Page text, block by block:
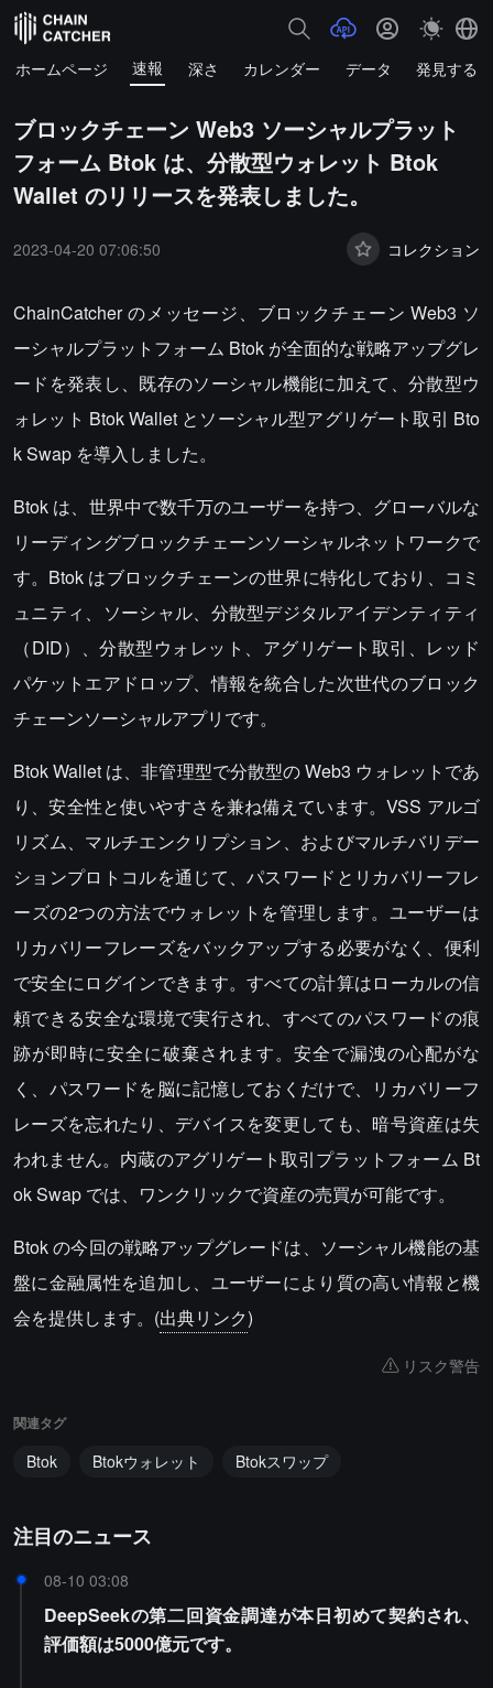
ホームページ 速報 深さ カレンダー データ 発見する
ブロックチェーン Web3 ソーシャルプラット
フォーム Btok は、分散型ウォレット Btok
Wallet のリリースを発表しました。
2023-04-20 07:06:50 コレクション
ChainCatcher のメッセージ、ブロックチェーン Web3 ソ
ーシャルプラットフォーム Btok が全面的な戦略アップグレ
ードを発表し、既存のソーシャル機能に加えて、分散型ウ
ォレット Btok Wallet とソーシャル型アグリゲート取引 Bto
k Swap を導入しました。
Btok は、世界中で数千万のユーザーを持つ、グローバルな
リーディングブロックチェーンソーシャルネットワークで
す。Btok はブロックチェーンの世界に特化しており、コミ
ュニティ、ソーシャル、分散型デジタルアイデンティティ
（DID）、分散型ウォレット、アグリゲート取引、レッド
パケットエアドロップ、情報を統合した次世代のブロック
チェーンソーシャルアプリです。
Btok Wallet は、非管理型で分散型の Web3 ウォレットであ
り、安全性と使いやすさを兼ね備えています。VSS アルゴ
リズム、マルチエンクリプション、およびマルチバリデー
ションプロトコルを通じて、パスワードとリカバリーフレ
ーズの2つの方法でウォレットを管理します。ユーザーは
リカバリーフレーズをバックアップする必要がなく、便利
で安全にログインできます。すべての計算はローカルの信
頼できる安全な環境で実行され、すべてのパスワードの痕
跡が即時に安全に破棄されます。安全で漏洩の心配がな
く、パスワードを脳に記憶しておくだけで、リカバリーフ
レーズを忘れたり、デバイスを変更しても、暗号資産は失
われません。内蔵のアグリゲート取引プラットフォーム Bt
ok Swap では、ワンクリックで資産の売買が可能です。
Btok の今回の戦略アップグレードは、ソーシャル機能の基
盤に金融属性を追加し、ユーザーにより質の高い情報と機
会を提供します。(出典リンク)
リスク警告
関連タグ
Btok Btokウォレット Btokスワップ
注目のニュース
08-10 03:08
DeepSeekの第二回資金調達が本日初めて契約され、
評価額は5000億元です。